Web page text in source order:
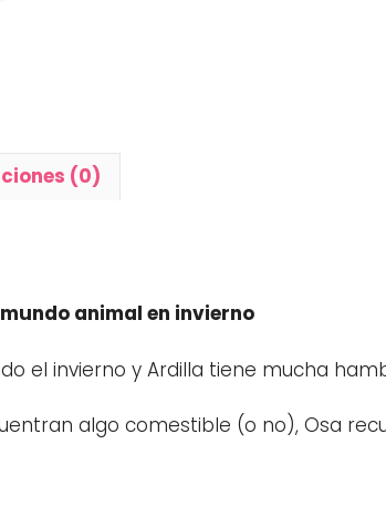
(0)
animal en invierno
el invierno y Ardilla tiene mucha
algo comestible (o no), Osa